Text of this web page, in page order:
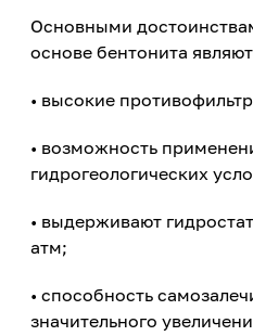
Основными
основе бентонита
• высокие
• возможность
гидрогеологических
• выдерживают
атм;
• способность
значительного